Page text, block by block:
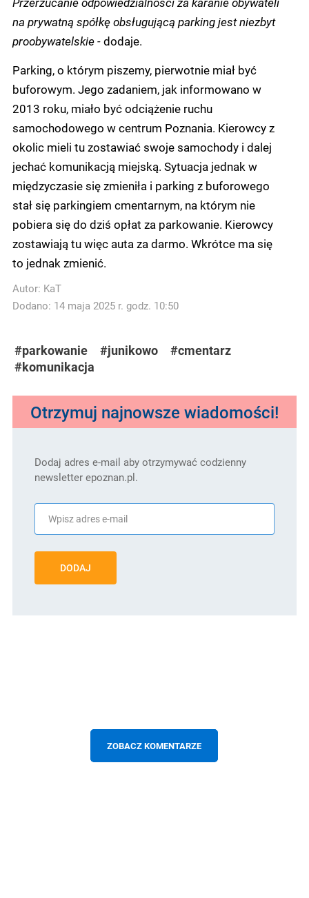
na prywatną spółkę obsługującą parking jest niezbyt
proobywatelskie -dodaje.
Parking, o którym piszemy, pierwotnie miał być
buforowym. Jego zadaniem, jak informowano w
2013 roku, miało być odciążenie ruchu
samochodowego w centrum Poznania. Kierowcy z
okolic mieli tu zostawiać swoje samochody i dalej
jechać komunikacją miejską. Sytuacja jednak w
międzyczasie się zmieniła i parking z buforowego
stał się parkingiem cmentarnym, na którym nie
pobiera się do dziś opłat za parkowanie. Kierowcy
zostawiają tu więc auta za darmo. Wkrótce ma się
to jednak zmienić.
Autor: KaT
Dodano: 14 maja 2025 r. godz. 10:50
#parkowanie #junikowo
#cmentarz
#komunikacja
Otrzymuj najnowsze wiadomości!
Dodaj adres e-mail aby otrzymywać codzienny
newsletter epoznan.pl.
DODAJ
ZOBACZ KOMENTARZE